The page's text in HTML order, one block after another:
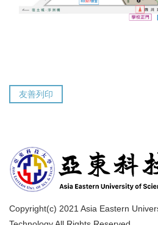
友善列印
Copyright(c) 2021 Asia Eastern